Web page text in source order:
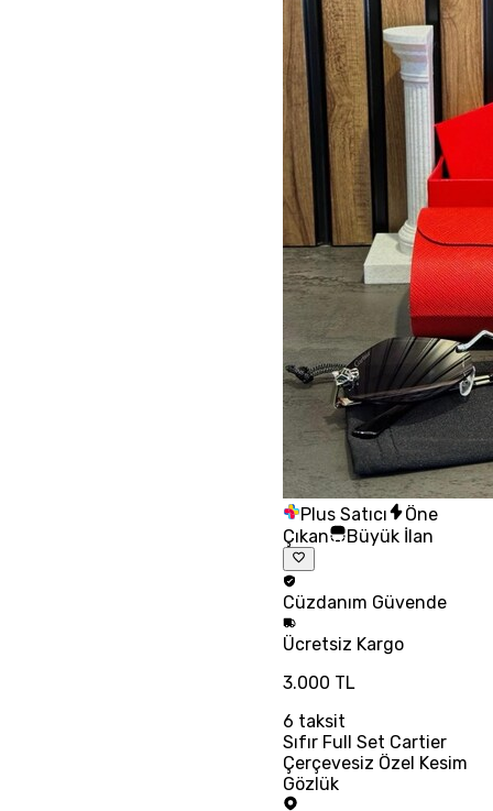
Plus Satıcı
Öne
Çıkan
Büyük İlan
Cüzdanım Güvende
Ücretsiz Kargo
3.000 TL
6 taksit
Sıfır Full Set Cartier
Çerçevesiz Özel Kesim
Gözlük